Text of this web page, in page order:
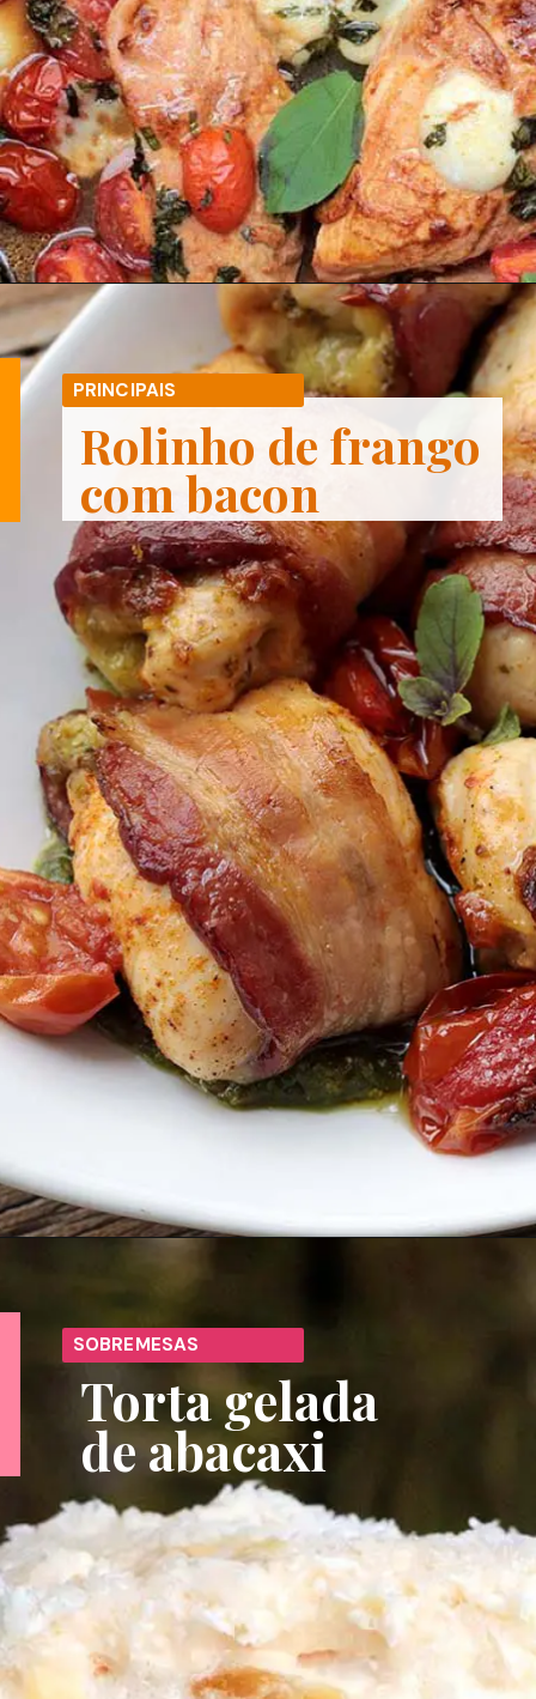
Opening https://melepimenta.com/peito-de-frango-com-tomate-cereja-e-mussarela-de-bufala/
Rolinho de frango
com bacon
PRINCIPAIS
SOBREMESAS
Torta gelada
de abacaxi